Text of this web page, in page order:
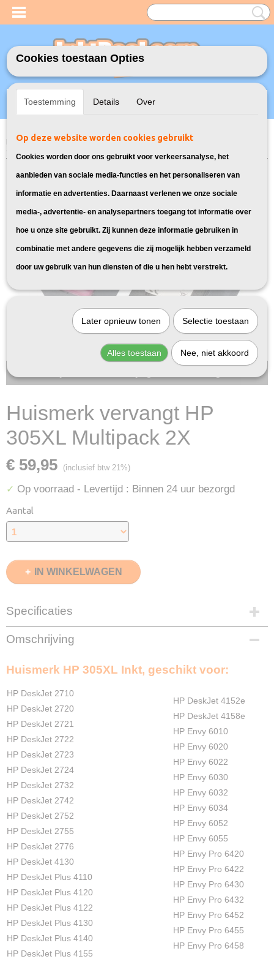
Inloggen Registreren
UW WINKELWAGEN
Home>Inktcartridges >Geschikt voor HP>Huismerk vervangt HP
Huismerk vervangt HP
305XL Multipack 2X
€ 59,95 (inclusief btw 21%)
✓ Op voorraad - Levertijd : Binnen 24 uur bezorgd
Aantal
IN WINKELWAGEN
Specificaties
EAN code
8720153539135
10ml
12ml
Verzendmethode
Pakketpost
Garantie
2 Jaar
Recyclebaar
❌
Omschrijving
Huismerk HP 305XL Inkt, geschikt voor:
HP DeskJet 2710
HP DeskJet 2720
HP DeskJet 2721
HP DeskJet 2722
HP DeskJet 2723
HP DeskJet 2724
HP DeskJet 2732
HP DeskJet 2742
HP DeskJet 2752
HP DeskJet 2755
HP DeskJet 2776
HP DeskJet 4130
HP DeskJet Plus 4110
HP DeskJet Plus 4120
HP DeskJet Plus 4122
HP DeskJet Plus 4130
HP DeskJet Plus 4140
HP DeskJet Plus 4155
HP DeskJet 4152e
HP DeskJet 4158e
HP Envy 6010
HP Envy 6020
HP Envy 6022
HP Envy 6030
HP Envy 6032
HP Envy 6034
HP Envy 6052
HP Envy 6055
HP Envy Pro 6420
HP Envy Pro 6422
HP Envy Pro 6430
HP Envy Pro 6432
HP Envy Pro 6452
HP Envy Pro 6455
HP Envy Pro 6458
Cookies toestaan Opties
Toestemming Details Over
Op deze website worden cookies gebruikt
Cookies worden door ons gebruikt voor verkeersanalyse, het
aanbieden van sociale media-functies en het personaliseren van
informatie en advertenties. Daarnaast verlenen we onze sociale
media-, advertentie- en analysepartners toegang tot informatie over
hoe u onze site gebruikt. Zij kunnen deze informatie gebruiken in
combinatie met andere gegevens die zij mogelijk hebben verzameld
door uw gebruik van hun diensten of die u hen hebt verstrekt.
Later opnieuw tonen Selectie toestaan
Alles toestaan Nee, niet akkoord